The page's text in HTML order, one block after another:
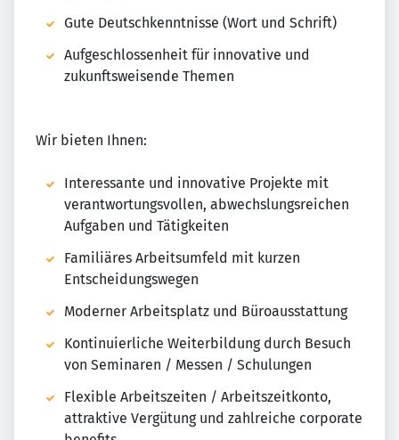
Gute Deutschkenntnisse (Wort und Schrift)​
Aufgeschlossenheit für innovative und
zukunftsweisende Themen
Wir bieten Ihnen:
Interessante und innovative Projekte mit
verantwortungsvollen, abwechslungsreichen
Aufgaben und Tätigkeiten​
Familiäres Arbeitsumfeld mit kurzen
Entscheidungswegen​
Moderner Arbeitsplatz und Büroausstattung​
Kontinuierliche Weiterbildung durch Besuch
von Seminaren / Messen / Schulungen​
Flexible Arbeitszeiten / Arbeitszeitkonto,
attraktive Vergütung und zahlreiche corporate